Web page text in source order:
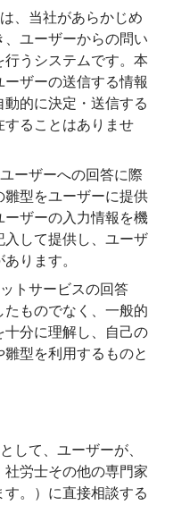
、当社があらかじめ
ユーザーからの問い
うシステムです。本
ザーの送信する情報
的に決定・送信する
することはありませ
ーザーへの回答に際
雛型をユーザーに提供
ザーの入力情報を機
して提供し、ユーザ
ります。
トサービスの回答
ものでなく、一般的
十分に理解し、自己の
型を利用するものと
して、ユーザーが、
労士その他の専門家
す。）に直接相談する